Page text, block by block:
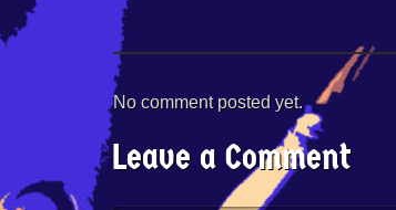
No comment posted yet.
Leave a Comment